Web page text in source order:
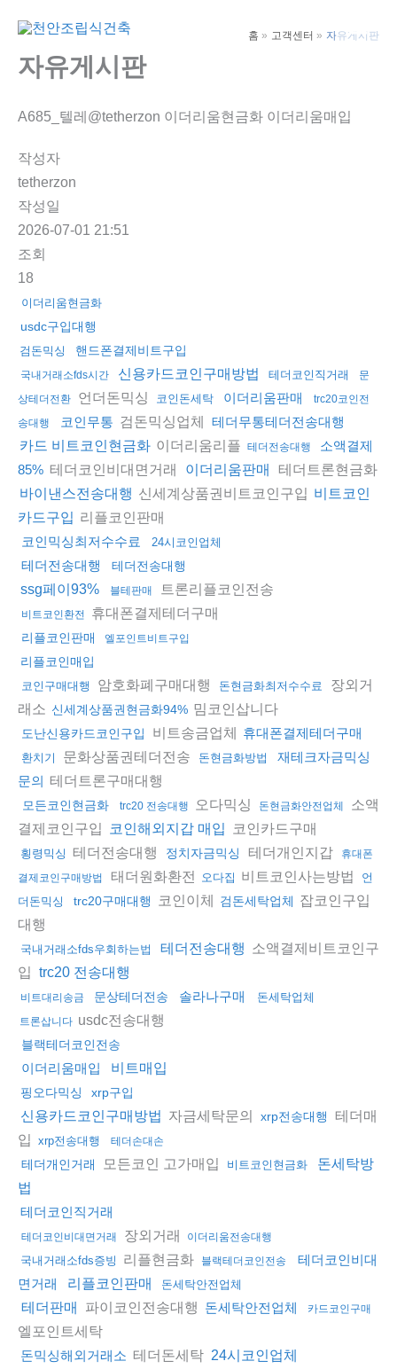
Main
홈 고객센터 자유게시판
자유게시판
A685_텔레@tetherzon 이더리움현금화 이더리움매입
작성자
tetherzon
작성일
2026-07-01 21:51
조회
18
이더리움현금화
usdc구입대행
검돈믹싱 핸드폰결제비트구입
국내거래소fds시간 신용카드코인구매방법 테더코인직거래
문
상테더전환
언더돈믹싱 코인돈세탁 이더리움판매
trc20코인전
송대행
코인무통 검돈믹싱업체 테더무통테더전송대행
카드 비트코인현금화 이더리움리플 테더전송대행
소액결제
85% 테더코인비대면거래 이더리움판매 테더트론현금화
바이낸스전송대행 신세계상품권비트코인구입 비트코인
카드구입 리플코인판매
코인믹싱최저수수료 24시코인업체
테더전송대행 테더전송대행
ssg페이93% 블테판매 트론리플코인전송
비트코인환전 휴대폰결제테더구매
리플코인판매 엘포인트비트구입
리플코인매입
코인구매대행 암호화폐구매대행 돈현금화최저수수료
장외거
래소 신세계상품권현금화94% 밈코인삽니다
도난신용카드코인구입 비트송금업체 휴대폰결제테더구매
환치기 문화상품권테더전송 돈현금화방법
재테크자금믹싱
문의 테더트론구매대행
모든코인현금화 trc20 전송대행 오다믹싱 돈현금화안전업체
소액
결제코인구입
코인해외지갑 매입 코인카드구매
횡령믹싱 테더전송대행 정치자금믹싱 테더개인지갑
휴대폰
결제코인구매방법
태더원화환전 오다집 비트코인사는방법
언
더돈믹싱
trc20구매대행 코인이체 검돈세탁업체 잡코인구입
대행
국내거래소fds우회하는법 테더전송대행 소액결제비트코인구
입 trc20 전송대행
비트대리송금 문상테더전송 솔라나구매 돈세탁업체
트론삽니다 usdc전송대행
블랙테더코인전송
이더리움매입 비트매입
핑오다믹싱 xrp구입
신용카드코인구매방법 자금세탁문의 xrp전송대행
테더매
입 xrp전송대행 테더손대손
테더개인거래 모든코인 고가매입 비트코인현금화
돈세탁방
법
테더코인직거래
테더코인비대면거래 장외거래 이더리움전송대행
국내거래소fds증빙 리플현금화 블랙테더코인전송
테더코인비대
면거래
리플코인판매 돈세탁안전업체
테더판매 파이코인전송대행 돈세탁안전업체 카드코인구매
엘포인트세탁
돈믹싱해외거래소 테더돈세탁 24시코인업체